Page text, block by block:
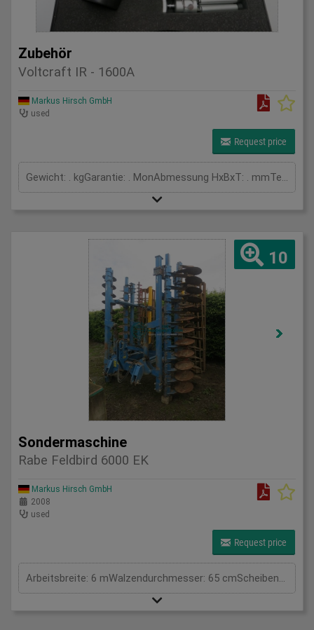
Zubehör
Voltcraft IR - 1600A
Markus Hirsch GmbH
used
Request price
Gewicht: . kgGarantie: . MonAbmessung HxBxT: . mmTemperatur: -50.0 to 1600 °C
10
Sondermaschine
Rabe Feldbird 6000 EK
Markus Hirsch GmbH
2008
used
Request price
Arbeitsbreite: 6 mWalzendurchmesser: 65 cmScheibendurchmesser: 42 cm